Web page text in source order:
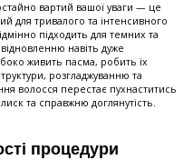
вартий вашої уваги — це
для тривалого та інтенсивного
підходить для темних та
навіть дуже
живить пасма, робить їх
розгладжуванню та
волосся перестає пухнаститись
та справжню доглянутість.
процедури